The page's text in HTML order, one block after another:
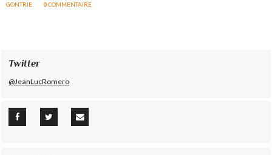
GONTRIE
0COMMENTAIRE
Twitter
@JeanLucRomero